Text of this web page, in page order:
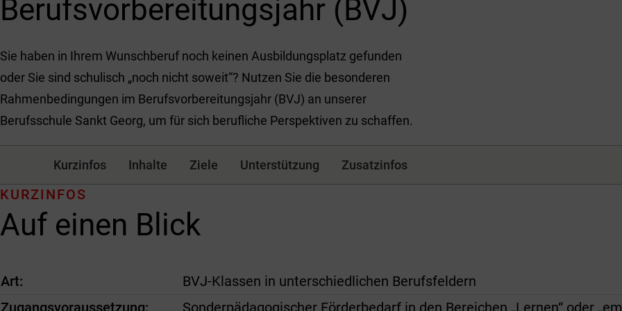
Berufsvorbereitungsjahr (BVJ)
Sie haben in Ihrem Wunschberuf noch keinen Ausbildungsplatz gefunden
oder Sie sind schulisch „noch nicht soweit“? Nutzen Sie die besonderen
Rahmenbedingungen im Berufsvorbereitungsjahr (BVJ) an unserer
Berufsschule Sankt Georg, um für sich berufliche Perspektiven zu schaffen.
Kurzinfos Inhalte Ziele Unterstützung Zusatzinfos
Auf einen Blick
KURZINFOS
Art
BVJ-Klassen in unterschiedlichen Berufsfeldern
Zugangsvoraussetzung
Sonderpädagogischer Förderbedarf in den Bereichen „Lernen“ oder